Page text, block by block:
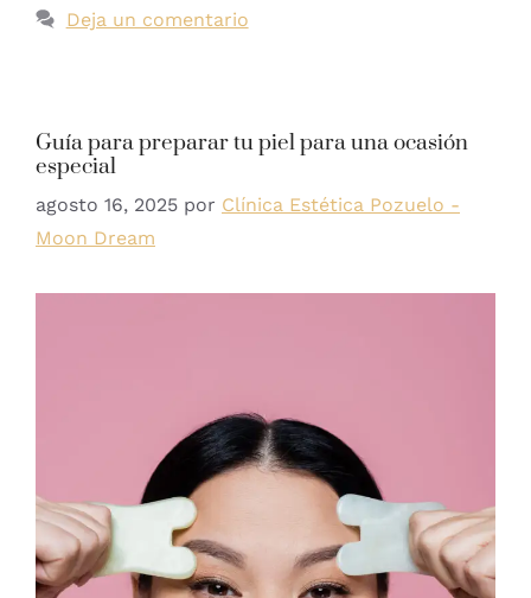
Deja un comentario
Guía para preparar tu piel para una ocasión
especial
agosto 16, 2025 por Clínica Estética Pozuelo -
Moon Dream